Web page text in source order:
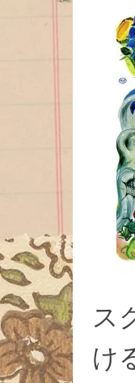
ス
け